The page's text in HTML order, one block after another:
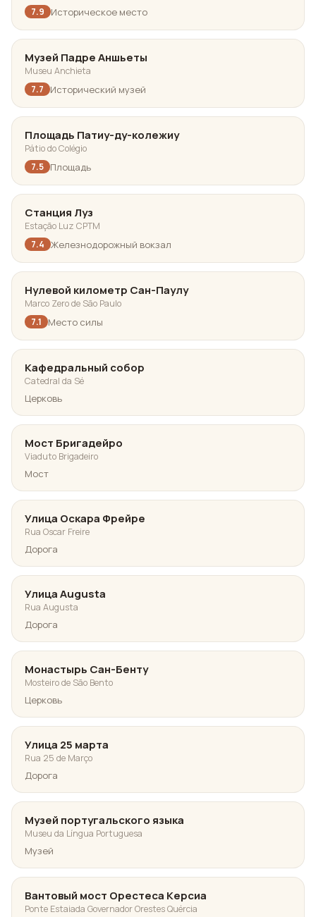
7.9
Историческое место
Музей Падре Аншьеты
Museu Anchieta
7.7
Исторический музей
Площадь Патиу-ду-колежиу
Pátio do Colégio
7.5 Площадь
Станция Луз
Estação Luz CPTM
7.4 Железнодорожный вокзал
Нулевой километр Сан-Паулу
Marco Zero de São Paulo
7.1
Место силы
Кафедральный собор
Catedral da Sé
Церковь
Мост Бригадейро
Viaduto Brigadeiro
Мост
Улица Оскара Фрейре
Rua Oscar Freire
Дорога
Улица Augusta
Rua Augusta
Дорога
Монастырь Сан-Бенту
Mosteiro de São Bento
Церковь
Улица 25 марта
Rua 25 de Março
Дорога
Музей португальского языка
Museu da Língua Portuguesa
Музей
Вантовый мост Орестеса Керсиа
Ponte Estaiada Governador Orestes Quércia